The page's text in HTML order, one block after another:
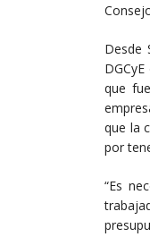
Desde
que
que la
por
“Es